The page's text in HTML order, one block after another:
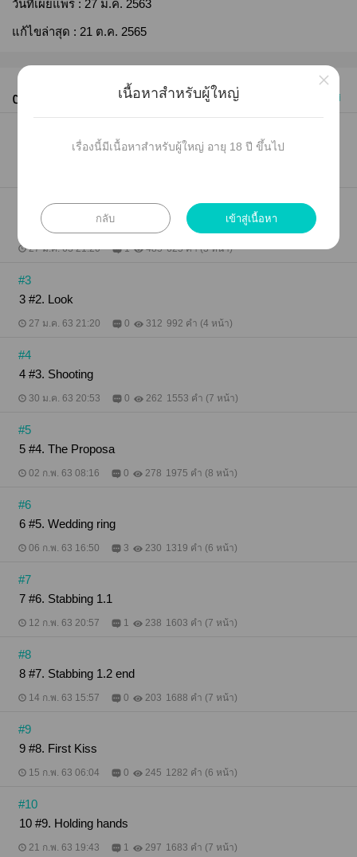
วันที่เผยแพร่ : 27 ม.ค. 2563
แก้ไขล่าสุด : 21 ต.ค. 2565
ตอนทั้งหมด (19) เก่าไปใหม่
ซื้อทุกตอน
2 #1. Killed
27 ม.ค. 63 21:20 1 485 625 คำ (3 หน้า)
#3
3 #2. Look
27 ม.ค. 63 21:20 0 312 992 คำ (4 หน้า)
#4
4 #3. Shooting
30 ม.ค. 63 20:53 0 262 1553 คำ (7 หน้า)
#5
5 #4. The Proposa
02 ก.พ. 63 08:16 0 278 1975 คำ (8 หน้า)
#6
6 #5. Wedding ring
06 ก.พ. 63 16:50 3 230 1319 คำ (6 หน้า)
#7
7 #6. Stabbing 1.1
12 ก.พ. 63 20:57 1 238 1603 คำ (7 หน้า)
#8
8 #7. Stabbing 1.2 end
14 ก.พ. 63 15:57 0 203 1688 คำ (7 หน้า)
#9
9 #8. First Kiss
15 ก.พ. 63 06:04 0 245 1282 คำ (6 หน้า)
#10
10 #9. Holding hands
21 ก.พ. 63 19:43 1 297 1683 คำ (7 หน้า)
เนื้อหาสำหรับผู้ใหญ่
เรื่องนี้มีเนื้อหาสำหรับผู้ใหญ่ อายุ 18 ปี ขึ้นไป
กลับ เข้าสู่เนื้อหา
×